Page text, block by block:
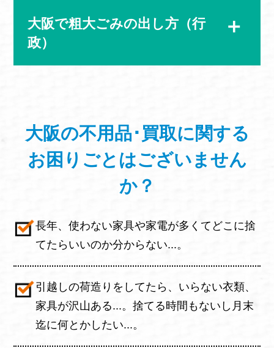
大阪で粗大ごみの出し方（行
政）
大阪の不用品･買取に関する
お困りごと はございません
か？
長年、使わない家具や家電が多くてどこに捨
てたらいいのか分からない...。
引越しの荷造りをしてたら、いらない衣類、
家具が沢山ある...。捨てる時間もないし月末
迄に何とかしたい...。